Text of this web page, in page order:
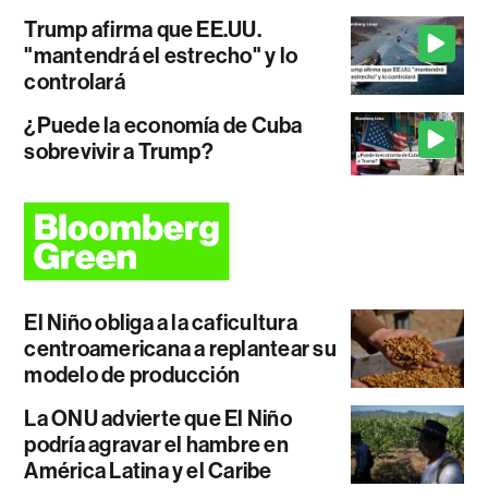
Trump afirma que EE.UU.
"mantendrá el estrecho" y lo
controlará
¿Puede la economía de Cuba
sobrevivir a Trump?
El Niño obliga a la caficultura
centroamericana a replantear su
modelo de producción
La ONU advierte que El Niño
podría agravar el hambre en
América Latina y el Caribe